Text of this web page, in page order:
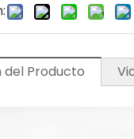
del Producto